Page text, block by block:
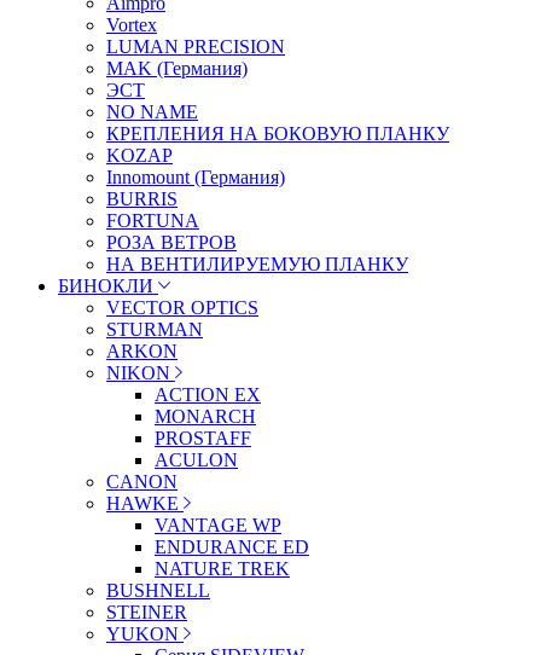
Vortex
LUMAN PRECISION
MAK (Германия)
ЭСТ
NO NAME
КРЕПЛЕНИЯ НА БОКОВУЮ ПЛАНКУ
KOZAP
Innomount (Германия)
BURRIS
FORTUNA
РОЗА ВЕТРОВ
НА ВЕНТИЛИРУЕМУЮ ПЛАНКУ
БИНОКЛИ
VECTOR OPTICS
STURMAN
ARKON
NIKON
ACTION EX
MONARCH
PROSTAFF
ACULON
CANON
HAWKE
VANTAGE WP
ENDURANCE ED
NATURE TREK
BUSHNELL
STEINER
YUKON